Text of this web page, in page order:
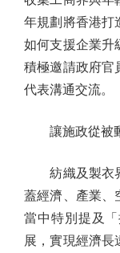
年規劃將香港打
如何支援企業升
積極邀請政府官
代表溝通交流。
讓施政從被
紡織及製衣界
蓋經濟、產業、
當中特別提及
展，實現經濟長